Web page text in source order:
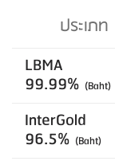
ประเภท
LBMA
99.99% (Baht)
InterGold
96.5% (Baht)